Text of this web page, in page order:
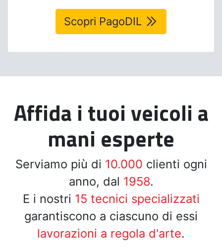
Scopri PagoDIL
Affida i tuoi veicoli a
mani esperte
Serviamo più di 10.000 clienti ogni
anno, dal 1958.
E i nostri 15 tecnici specializzati
garantiscono a ciascuno di essi
lavorazioni a regola d'arte.